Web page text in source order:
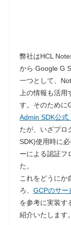
弊社はHCL
から Google G
一つとして、
上の情報も活
す。そのために
Admin SDK公式
たが、いざプロ
SDK)使用時に
ーによる認証フ
た。
これをどうにか
ろ、 GCPのサー
を参考に実装す
紹介いたします。